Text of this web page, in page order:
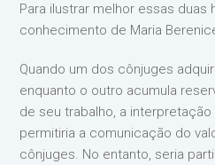
Para ilustrar melhor essas duas
conhecimento de Maria
Quando um dos cônjuges
enquanto o outro acumula
de seu trabalho, a interpretação
permitiria a comunicação do
cônjuges. No entanto, seria